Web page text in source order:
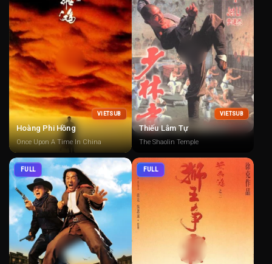
VIETSUB
Hoàng Phi Hồng
Once Upon A Time In China
VIETSUB
Thiếu Lâm Tự
The Shaolin Temple
FULL FULL